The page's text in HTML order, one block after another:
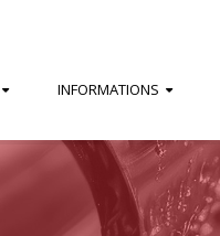
INFORMATIONS